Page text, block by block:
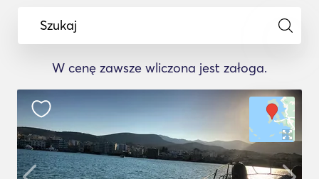
Szukaj
W cenę zawsze wliczona jest załoga.